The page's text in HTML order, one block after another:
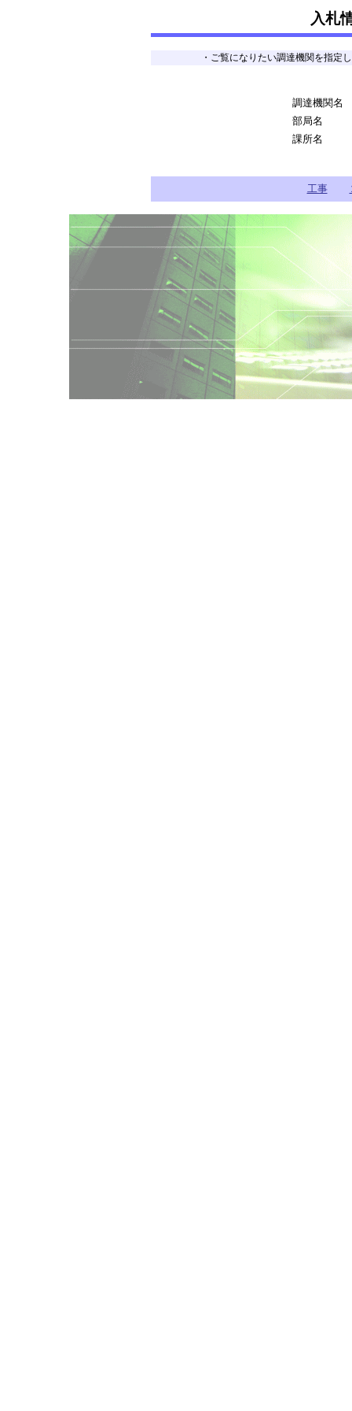
入札
・ご覧になりたい調達機関を指定
調達機関名
部局名
課所名
工事